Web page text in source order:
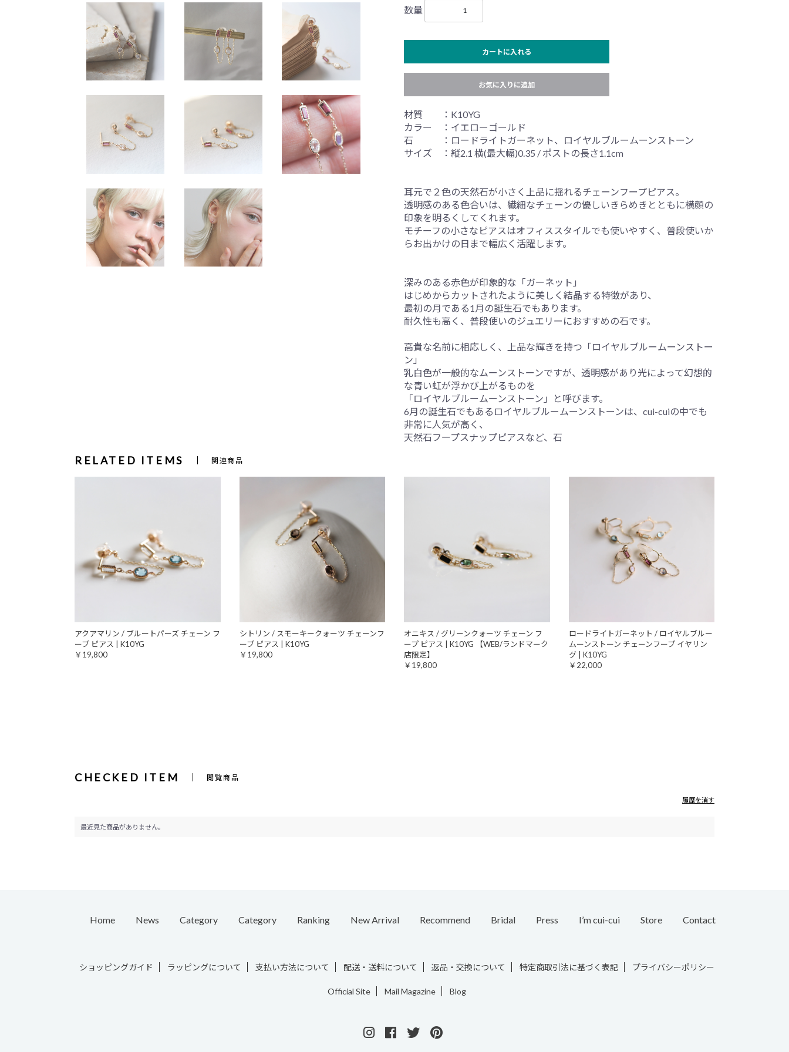
数量
カートに入れる
お気に入りに追加
材質 ：K10YG
カラー ：イエローゴールド
石 ：ロードライトガーネット、ロイヤルブルームーンストーン
サイズ ：縦2.1 横(最大幅)0.35 / ポストの長さ1.1cm
耳元で２色の天然石が小さく上品に揺れるチェーンフープピアス。
透明感のある色合いは、繊細なチェーンの優しいきらめきとともに横顔の
印象を明るくしてくれます。
モチーフの小さなピアスはオフィススタイルでも使いやすく、普段使いか
らお出かけの日まで幅広く活躍します。
深みのある赤色が印象的な「ガーネット」
はじめからカットされたように美しく結晶する特徴があり、
最初の月である1月の誕生石でもあります。
耐久性も高く、普段使いのジュエリーにおすすめの石です。
高貴な名前に相応しく、上品な輝きを持つ「ロイヤルブルームーンストー
ン」
乳白色が一般的なムーンストーンですが、透明感があり光によって幻想的
な青い虹が浮かび上がるものを
「ロイヤルブルームーンストーン」と呼びます。
6月の誕生石でもあるロイヤルブルームーンストーンは、cui-cuiの中でも
非常に人気が高く、
天然石フープスナップピアスなど、石
RELATED ITEMS 関連商品
アクアマリン / ブルートパーズ チェーン フ
ープ ピアス | K10YG
￥19,800
シトリン / スモーキークォーツ チェーンフ
ープ ピアス | K10YG
￥19,800
オニキス / グリーンクォーツ チェーン フ
ープ ピアス | K10YG 【WEB/ランドマーク
店限定】
￥19,800
ロードライトガーネット / ロイヤルブルー
ムーンストーン チェーンフープ イヤリン
グ | K10YG
￥22,000
CHECKED ITEM 閲覧商品
履歴を消す
最近見た商品がありません。
Home News Category Category Ranking New Arrival Recommend Bridal Press I’m cui-cui Store Contact
ショッピングガイド ラッピングについて 支払い方法について 配送・送料について 返品・交換について 特定商取引法に基づく表記 プライバシーポリシー
Official Site Mail Magazine Blog